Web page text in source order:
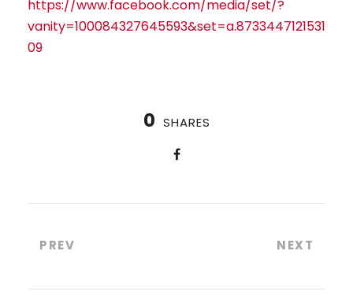
https://www.facebook.com/media/set/?
vanity=100084327645593&set=a.8733447121531
09
0 SHARES
PREV NEXT